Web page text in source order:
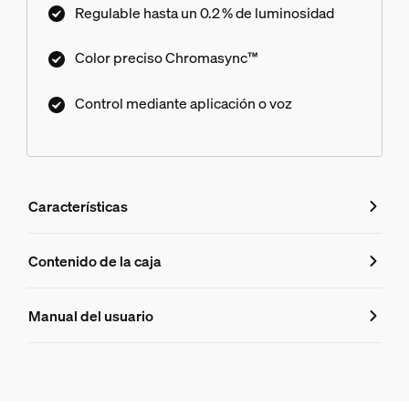
Regulable hasta un 0.2 % de luminosidad
Color preciso Chromasync™
Control mediante aplicación o voz
Características
Características
8720169364349
Contenido de la caja
Manual del usuario